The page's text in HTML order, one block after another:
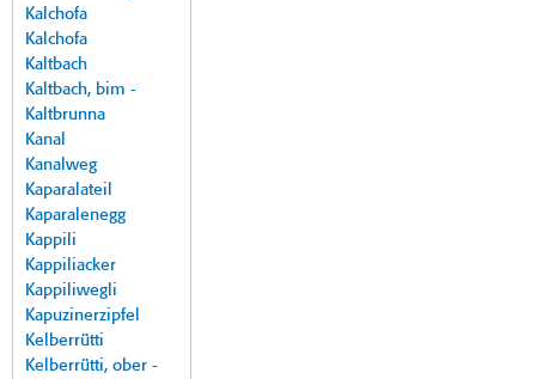
Kalchofa
Kalchofa
Kaltbach
Kaltbach, bim -
Kaltbrunna
Kanal
Kanalweg
Kaparalateil
Kaparalenegg
Kappili
Kappiliacker
Kappiliwegli
Kapuzinerzipfel
Kelberrütti
Kelberrütti, ober -